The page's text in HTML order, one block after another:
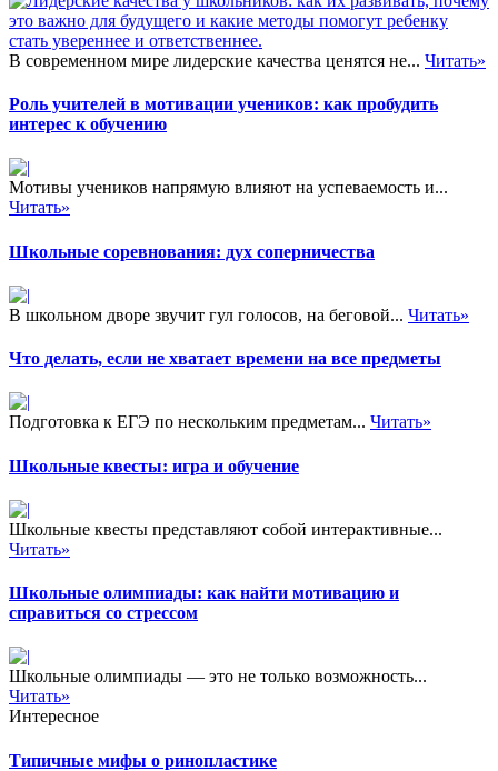
приемами и средствами
преподавания…
В современном мире лидерские качества ценятся не... Читать»
Роль учителей в мотивации учеников: как пробудить
интерес к обучению
Мотивы учеников напрямую влияют на успеваемость и...
Читать»
Школьные соревнования: дух соперничества
В школьном дворе звучит гул голосов, на беговой... Читать»
Что делать, если не хватает времени на все предметы
Подготовка к ЕГЭ по нескольким предметам... Читать»
Школьные квесты: игра и обучение
Школьные квесты представляют собой интерактивные...
Читать»
Школьные олимпиады: как найти мотивацию и
справиться со стрессом
Школьные олимпиады — это не только возможность...
Читать»
Интересное
Типичные мифы о ринопластике